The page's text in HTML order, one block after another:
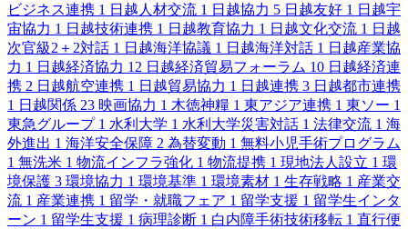
ビジネス連携 1 日越人材交流 1 日越協力 5 日越友好 1 日越宇
宙協力 1 日越技術連携 1 日越教育協力 1 日越文化交流 1 日越
次官級2＋2対話 1 日越海洋協議 1 日越海洋対話 1 日越産業協
力 1 日越経済協力 12 日越経済貿易フォーラム 10 日越経済連
携 2 日越航空連携 1 日越貿易協力 1 日越連携 3 日越都市連携
1 日越関係 23 映画協力 1 木徳神糧 1 東アジア連携 1 東ソー 1
東急グループ 1 水利大学 1 水利大学災害対話 1 法律交流 1 海
外進出 1 海洋安全保障 2 為替変動 1 無料小児手術プログラム
1 無洗米 1 物流インフラ強化 1 物流提携 1 現地法人設立 1 環
境保護 3 環境協力 1 環境基準 1 環境素材 1 生存戦略 1 産業交
流 1 産業連携 1 留学・就職フェア 1 留学支援 1 留学生インタ
ーン 1 留学生支援 1 病理診断 1 白内障手術技術移転 1 直行便